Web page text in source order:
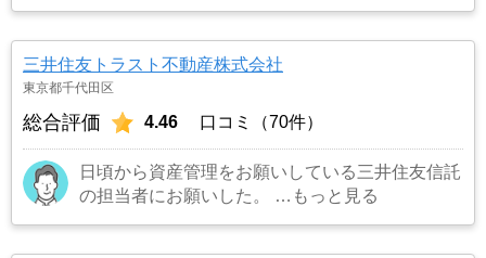
三井住友トラスト不動産株式会社
東京都千代田区
総合評価 4.46 口コミ（70件）
日頃から資産管理をお願いしている三井住友信託
の担当者にお願いした。
…もっと見る